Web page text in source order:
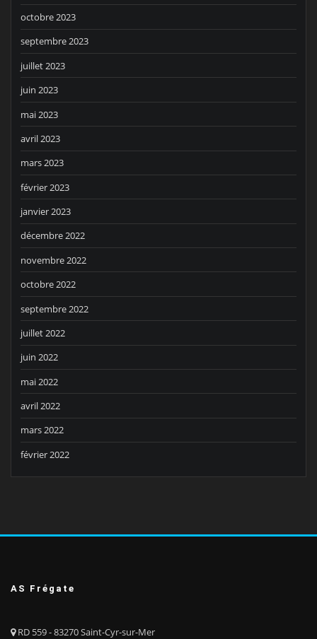
octobre 2023
septembre 2023
juillet 2023
juin 2023
mai 2023
avril 2023
mars 2023
février 2023
janvier 2023
décembre 2022
novembre 2022
octobre 2022
septembre 2022
juillet 2022
juin 2022
mai 2022
avril 2022
mars 2022
février 2022
AS Frégate
RD 559 - 83270 Saint-Cyr-sur-Mer